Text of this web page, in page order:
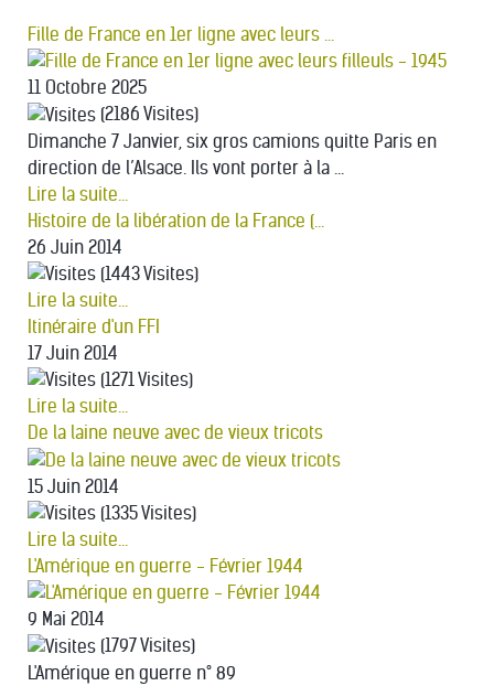
Fille de France en 1er ligne avec leurs ...
11 Octobre 2025
(2186 Visites)
Dimanche 7 Janvier, six gros camions quitte Paris en
direction de l’Alsace. Ils vont porter à la ...
Lire la suite...
Histoire de la libération de la France (...
26 Juin 2014
(1443 Visites)
Lire la suite...
Itinéraire d'un FFI
17 Juin 2014
(1271 Visites)
Lire la suite...
De la laine neuve avec de vieux tricots
15 Juin 2014
(1335 Visites)
Lire la suite...
L'Amérique en guerre - Février 1944
9 Mai 2014
(1797 Visites)
L'Amérique en guerre n° 89